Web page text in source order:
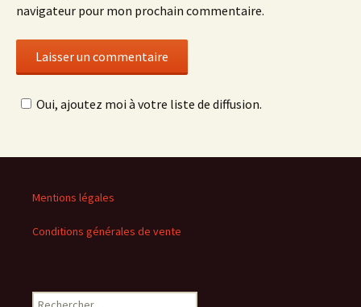
navigateur pour mon prochain commentaire.
Oui, ajoutez moi à votre liste de diffusion.
Mentions légales
Conditions générales de vente
Rechercher :